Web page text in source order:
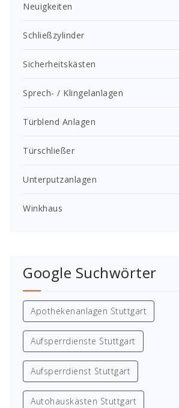
Neuigkeiten
Schließzylinder
Sicherheitskästen
Sprech- / Klingelanlagen
Türblend Anlagen
Türschließer
Unterputzanlagen
Winkhaus
Google Suchwörter
Apothekenanlagen Stuttgart
Aufsperrdienste Stuttgart
Aufsperrdienst Stuttgart
Autohauskästen Stuttgart